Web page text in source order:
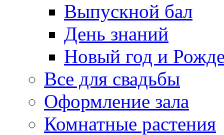
Выпускной бал
День знаний
Новый год и
Все для свадьбы
Оформление зала
Комнатные растения